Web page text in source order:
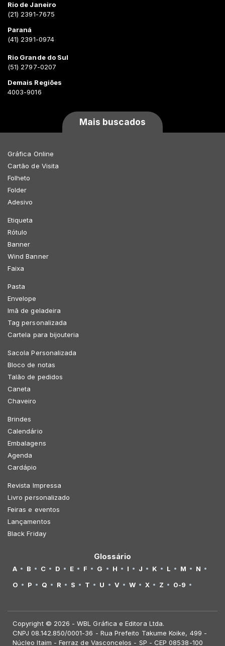
Rio de Janeiro
(21) 2391-7675
Paraná
(41) 2391-0974
Rio Grande do Sul
(51) 2797-0207
Demais Regiões
4003-9016
Mais buscados
Gráfica Online
Cartão de Visita
Folheto
Folder
Adesivo
Etiqueta
Rótulo
Banner
Wind Banner
Faixa
Pasta
Envelope
Imã de geladeira
Tag personalizada
Cartela para bijouteria
Sacola Personalizada
Bloco de notas
Talão de pedidos
Caneta
Chaveiro
Brindes
Calendário
Embalagens
Agenda
Cardápio
Revista Impressa
Livro personalizado
Feiras e eventos
Lançamentos
Black Friday
Glossário
A B C D E F G H I J K L M
N
O
P Q R S T U V W X Z 0-9
Copyright © 2026 - WBL Gráfica e Editora Ltda.
CNPJ 08.142.850/0001-36 - Rua Prefeito Takume Koike, 499 -
Núcleo Itaim - Ferraz de Vasconcelos - SP - CEP 08538-100